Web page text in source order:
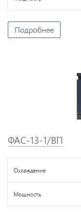
Подробнее
ФАС-13-1/ВП
Охлаждение
Мощность